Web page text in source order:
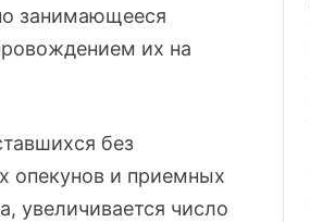
занимающееся
их на
без
опекунов и приемных
увеличивается число